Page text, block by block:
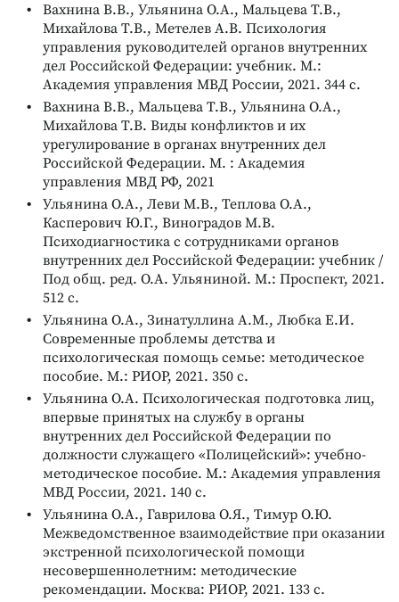
Вахнина В.В., Ульянина О.А., Мальцева Т.В.,
Михайлова Т.В., Метелев А.В. Психология
управления руководителей органов внутренних
дел Российской Федерации: учебник. М.:
Академия управления МВД России, 2021. 344 с.
Вахнина В.В., Мальцева Т.В., Ульянина О.А.,
Михайлова Т.В. Виды конфликтов и их
урегулирование в органах внутренних дел
Российской Федерации. М. : Академия
управления МВД РФ, 2021
Ульянина О.А., Леви М.В., Теплова О.А.,
Касперович Ю.Г., Виноградов М.В.
Психодиагностика с сотрудниками органов
внутренних дел Российской Федерации: учебник /
Под общ. ред. О.А. Ульяниной. М.: Проспект, 2021.
512 с.
Ульянина О.А., Зинатуллина А.М., Любка Е.И.
Современные проблемы детства и
психологическая помощь семье: методическое
пособие. М.: РИОР, 2021. 350 с.
Ульянина О.А. Психологическая подготовка лиц,
впервые принятых на службу в органы
внутренних дел Российской Федерации по
должности служащего «Полицейский»: учебно-
методическое пособие. М.: Академия управления
МВД России, 2021. 140 с.
Ульянина О.А., Гаврилова О.Я., Тимур О.Ю.
Межведомственное взаимодействие при оказании
экстренной психологической помощи
несовершеннолетним: методические
рекомендации. Москва: РИОР, 2021. 133 с.